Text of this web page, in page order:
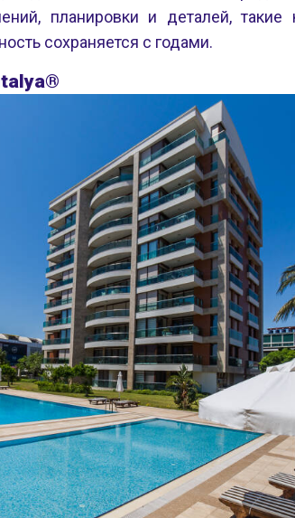
планировки и деталей, такие
сохраняется с годами.